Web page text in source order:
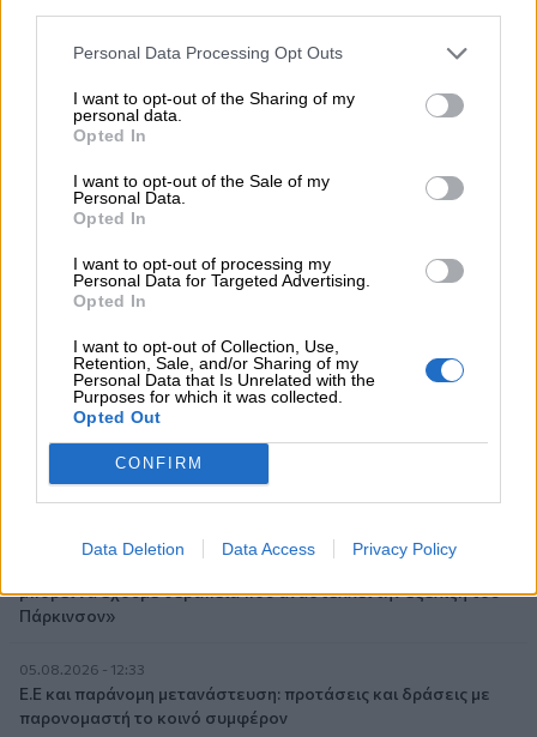
Personal Data Processing Opt Outs
I want to opt-out of the Sharing of my
personal data.
Opted In
I want to opt-out of the Sale of my
Personal Data.
Opted In
I want to opt-out of processing my
Personal Data for Targeted Advertising.
Opted In
I want to opt-out of Collection, Use,
Retention, Sale, and/or Sharing of my
Personal Data that Is Unrelated with the
Purposes for which it was collected.
Opted Out
CONFIRM
Data Deletion Data Access Privacy Policy
καινοτόμα φάρμακα φτάνει τελικά στην Ελλάδα
06.08.2026 - 11:37
Μείωση ασφαλιστικών εισφορών ύψους 240 εκατ. ευρώ
06.08.2026 - 10:45
ενεργειακή κρίση;
06.08.2026 - 09:15
Στέλιος Λιανός – INTERAMERICAN / Αθηναϊκή Γενική Κλινική
06.08.2026 - 08:40
Η γαλλική «ψήφος» στο «καλώδιο» και τα συμφέροντα, οι
ελληνικές τράπεζες «πρωταθλήτριες» στα δάνεια, νέο deal
Βαρδινογιάννη- Εξάρχου και ο διπλασιασμός των κερδών της
ΔΕΗ
05.08.2026 - 13:37
μπορεί να έχουμε θεραπεία που αναστέλλει την εξέλιξη του
Πάρκινσον»
05.08.2026 - 12:33
Ε.Ε και παράνομη μετανάστευση: προτάσεις και δράσεις με
παρονομαστή το κοινό συμφέρον